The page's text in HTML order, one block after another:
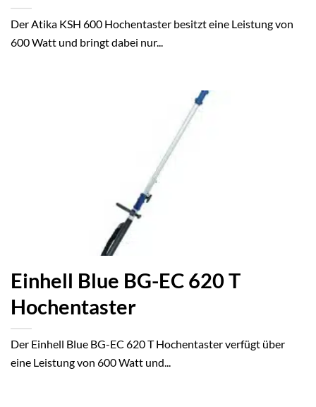
Der Atika KSH 600 Hochentaster besitzt eine Leistung von
600 Watt und bringt dabei nur...
Einhell Blue BG-EC 620 T
Hochentaster
Der Einhell Blue BG-EC 620 T Hochentaster verfügt über
eine Leistung von 600 Watt und...